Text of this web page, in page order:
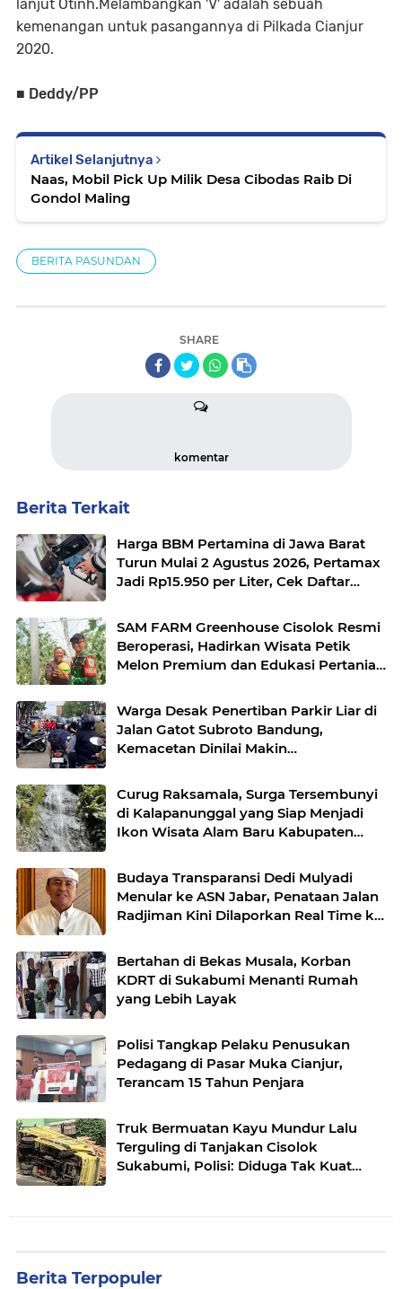
lanjut Otinh.Melambangkan 'V' adalah sebuah
kemenangan untuk pasangannya di Pilkada Cianjur
2020.
■ Deddy/PP
Artikel Selanjutnya
Naas, Mobil Pick Up Milik Desa Cibodas Raib Di
Gondol Maling
BERITA PASUNDAN
SHARE
komentar
Berita Terkait
Harga BBM Pertamina di Jawa Barat
Turun Mulai 2 Agustus 2026, Pertamax
Jadi Rp15.950 per Liter, Cek Daftar
SAM FARM Greenhouse Cisolok Resmi
Beroperasi, Hadirkan Wisata Petik
Melon Premium dan Edukasi Pertanian
Warga Desak Penertiban Parkir Liar di
Jalan Gatot Subroto Bandung,
Kemacetan Dinilai Makin
Curug Raksamala, Surga Tersembunyi
di Kalapanunggal yang Siap Menjadi
Ikon Wisata Alam Baru Kabupaten
Budaya Transparansi Dedi Mulyadi
Menular ke ASN Jabar, Penataan Jalan
Radjiman Kini Dilaporkan Real Time ke
Bertahan di Bekas Musala, Korban
KDRT di Sukabumi Menanti Rumah
yang Lebih Layak
Polisi Tangkap Pelaku Penusukan
Pedagang di Pasar Muka Cianjur,
Terancam 15 Tahun Penjara
Truk Bermuatan Kayu Mundur Lalu
Terguling di Tanjakan Cisolok
Sukabumi, Polisi: Diduga Tak Kuat
Berita Terpopuler